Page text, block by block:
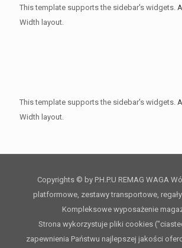
This template supports the sidebar's widgets.
Width layout.
This template supports the sidebar's widgets.
Width layout.
Copyrights © by P.H.P.U REMAG WAGA
platformowe, zestawy transportowe,
Kompleksowe wyposażenie
Strona wykorzystuje pliki cookies
zapewnienia Państwu najlepszej jakości